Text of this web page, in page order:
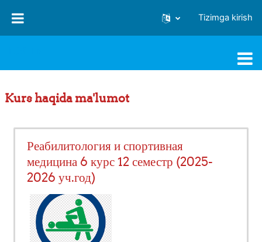
Tizimga kirish
Kurs haqida ma'lumot
Реабилитология и спортивная
медицина 6 курс 12 семестр (2025-
2026 уч.год)